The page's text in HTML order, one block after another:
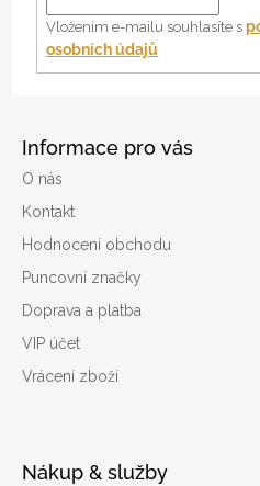
Informace pro vás
O nás
Kontakt
Hodnocení obchodu
Puncovní značky
Doprava a platba
VIP účet
Vrácení zboží
Nákup & služby
Vložením e-mailu souhlasíte s
osobních údajů